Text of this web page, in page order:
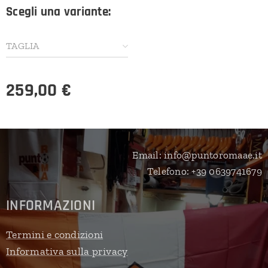
Scegli una variante:
TAGLIA
259,00 €
Email: info@puntoromaae.it
Telefono: +39 0639741679
INFORMAZIONI
Termini e condizioni
Informativa sulla privacy